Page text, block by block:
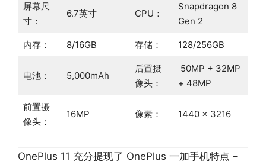
屏幕尺
寸：
6.7英寸 CPU：
Snapdragon 8
Gen 2
内存： 8/16GB 存储： 128/256GB
电池： 5,000mAh
后置摄
像头：
50MP + 32MP
+ 48MP
前置摄
像头：
16MP 像素： 1440 x 3216
OnePlus 11 充分提现了 OnePlus 一加手机特点 –